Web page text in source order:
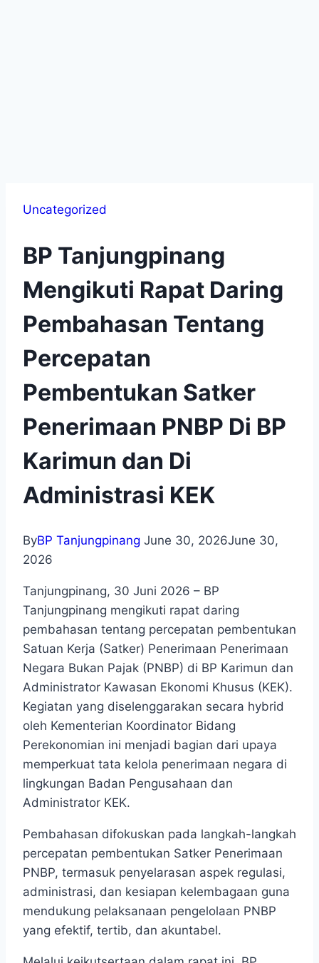
Uncategorized
BP Tanjungpinang
Mengikuti Rapat Daring
Pembahasan Tentang
Percepatan
Pembentukan Satker
Penerimaan PNBP Di BP
Karimun dan Di
Administrasi KEK
ByBP Tanjungpinang June 30, 2026June 30,
2026
Tanjungpinang, 30 Juni 2026 – BP
Tanjungpinang mengikuti rapat daring
pembahasan tentang percepatan pembentukan
Satuan Kerja (Satker) Penerimaan Penerimaan
Negara Bukan Pajak (PNBP) di BP Karimun dan
Administrator Kawasan Ekonomi Khusus (KEK).
Kegiatan yang diselenggarakan secara hybrid
oleh Kementerian Koordinator Bidang
Perekonomian ini menjadi bagian dari upaya
memperkuat tata kelola penerimaan negara di
lingkungan Badan Pengusahaan dan
Administrator KEK.
Pembahasan difokuskan pada langkah-langkah
percepatan pembentukan Satker Penerimaan
PNBP, termasuk penyelarasan aspek regulasi,
administrasi, dan kesiapan kelembagaan guna
mendukung pelaksanaan pengelolaan PNBP
yang efektif, tertib, dan akuntabel.